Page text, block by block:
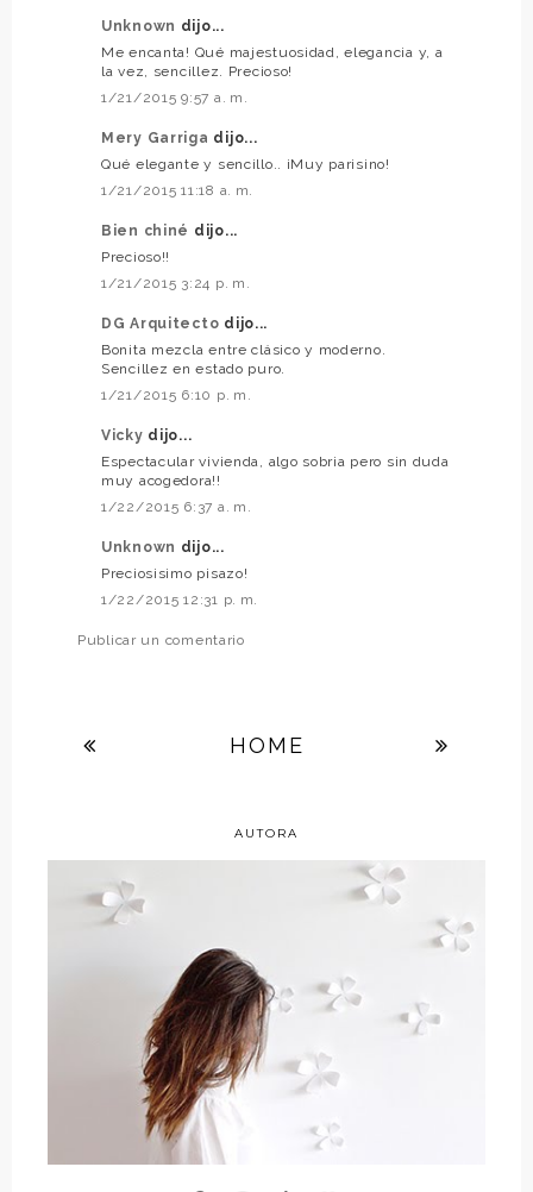
Unknown dijo...
Me encanta! Qué majestuosidad, elegancia y, a
la vez, sencillez. Precioso!
1/21/2015 9:57 a. m.
Mery Garriga dijo...
Qué elegante y sencillo.. ¡Muy parisino!
1/21/2015 11:18 a. m.
Bien chiné dijo...
Precioso!!
1/21/2015 3:24 p. m.
DG Arquitecto dijo...
Bonita mezcla entre clásico y moderno.
Sencillez en estado puro.
1/21/2015 6:10 p. m.
Vicky dijo...
Espectacular vivienda, algo sobria pero sin duda
muy acogedora!!
1/22/2015 6:37 a. m.
Unknown dijo...
Preciosisimo pisazo!
1/22/2015 12:31 p. m.
Publicar un comentario
HOME
AUTORA